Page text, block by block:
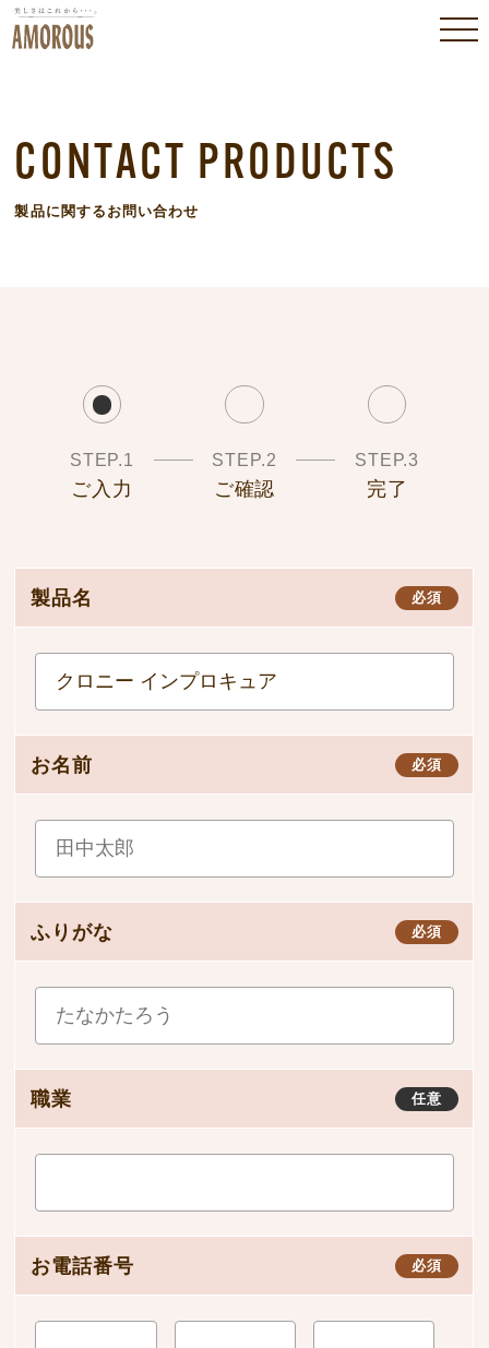
CONTACT PRODUCTS
製品に関するお問い合わせ
STEP.1
ご入力
STEP.2
ご確認
STEP.3
完了
必須
製品名
必須
お名前
必須
ふりがな
任意
職業
必須
お電話番号